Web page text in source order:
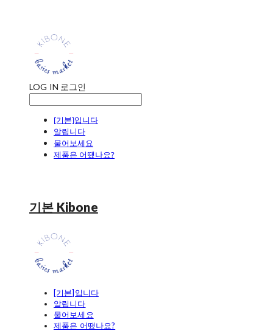
LOG IN 로그인
[기본]입니다
알립니다
물어보세요
제품은 어땠나요?
기본 Kibone
[기본]입니다
알립니다
물어보세요
제품은 어땠나요?